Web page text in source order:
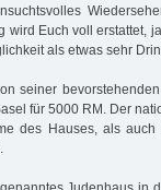
wird Euch voll erstattet,
als etwas sehr
seiner
für 5000 RM. Der
des Hauses, als